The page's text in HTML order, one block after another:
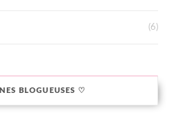
(6)
BLOGUEUSES ♡